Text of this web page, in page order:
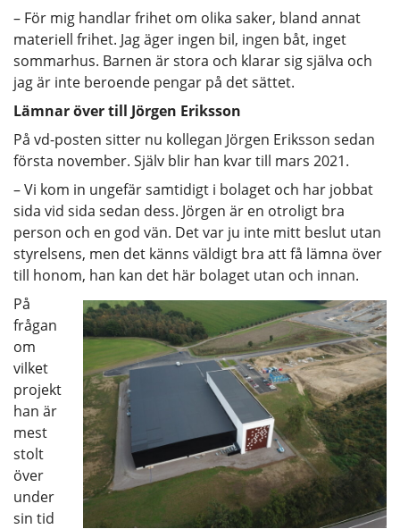
– För mig handlar frihet om olika saker, bland annat
materiell frihet. Jag äger ingen bil, ingen båt, inget
sommarhus. Barnen är stora och klarar sig själva och
jag är inte beroende pengar på det sättet.
Lämnar över till Jörgen Eriksson
På vd-posten sitter nu kollegan Jörgen Eriksson sedan
första november. Själv blir han kvar till mars 2021.
– Vi kom in ungefär samtidigt i bolaget och har jobbat
sida vid sida sedan dess. Jörgen är en otroligt bra
person och en god vän. Det var ju inte mitt beslut utan
styrelsens, men det känns väldigt bra att få lämna över
till honom, han kan det här bolaget utan och innan.
På
frågan
om
vilket
projekt
han är
mest
stolt
över
under
sin tid